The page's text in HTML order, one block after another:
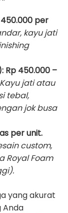
per
kayu jati
Rp 450.000 –
jati atau
tebal,
jok busa
per unit.
custom,
Royal Foam
yang akurat
Anda